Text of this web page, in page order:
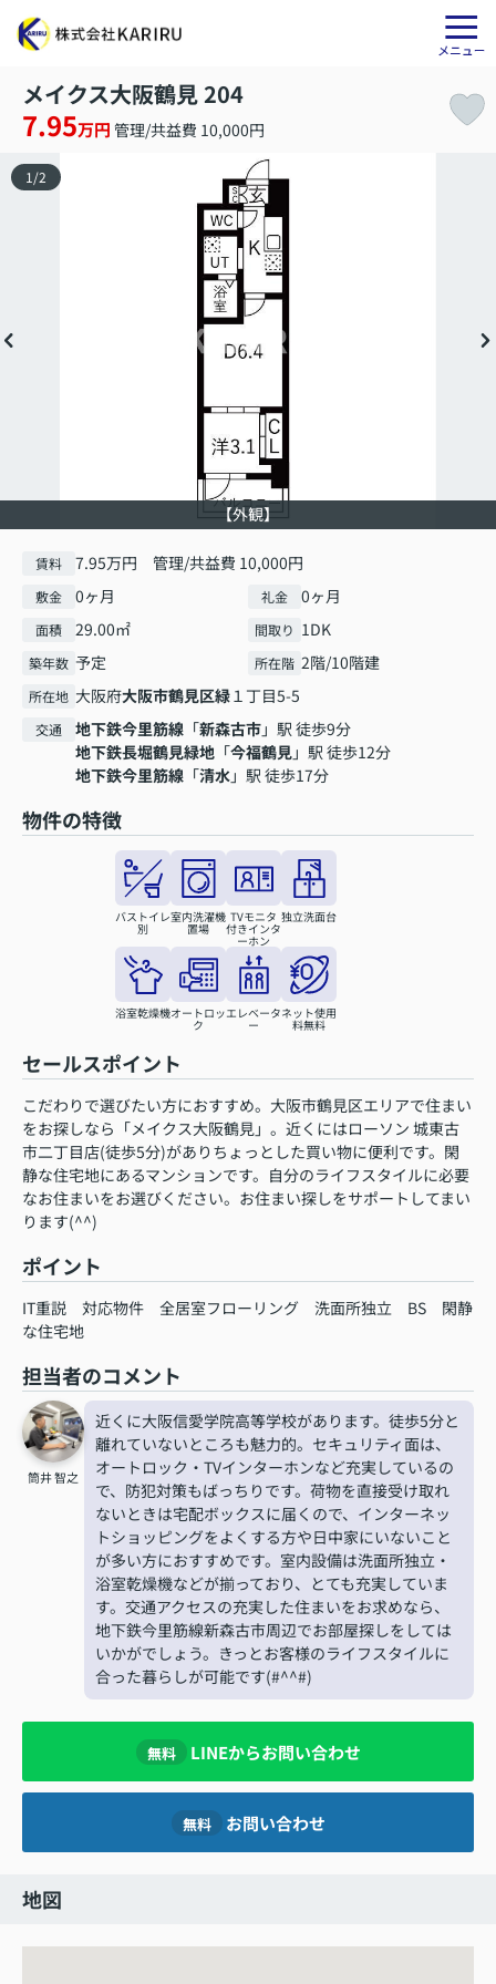
メイクス大阪鶴見 204
7.95万円 管理/共益費 10,000円
【外観】
1 /2
賃料 7.95万円 管理/共益費 10,000円
敷金 0ヶ月 礼金 0ヶ月
面積 29.00㎡ 間取り 1DK
築年数 予定 所在階 2階/10階建
所在地 大阪府大阪市鶴見区緑１丁目5-5
交通 地下鉄今里筋線 「新森古市」駅 徒歩9分
地下鉄長堀鶴見緑地 「今福鶴見」駅 徒歩12分
地下鉄今里筋線 「清水」駅 徒歩17分
物件の特徴
バストイレ
別
室内洗濯機
置場
TVモニタ
付きインタ
ーホン
独立洗面台
浴室乾燥機オートロッ
ク
エレベータ
ー
ネット使用
料無料
セールスポイント
こだわりで選びたい方におすすめ。大阪市鶴見区エリアで住まい
をお探しなら「メイクス大阪鶴見」。近くにはローソン 城東古
市二丁目店(徒歩5分)がありちょっとした買い物に便利です。閑
静な住宅地にあるマンションです。自分のライフスタイルに必要
なお住まいをお選びください。お住まい探しをサポートしてまい
ります(^^)
ポイント
IT重説 対応物件 全居室フローリング 洗面所独立 BS
閑静
な住宅地
担当者のコメント
筒井 智之
近くに大阪信愛学院高等学校があります。徒歩5分と
離れていないところも魅力的。セキュリティ面は、
オートロック・TVインターホンなど充実しているの
で、防犯対策もばっちりです。荷物を直接受け取れ
ないときは宅配ボックスに届くので、インターネッ
トショッピングをよくする方や日中家にいないこと
が多い方におすすめです。室内設備は洗面所独立・
浴室乾燥機などが揃っており、とても充実していま
す。交通アクセスの充実した住まいをお求めなら、
地下鉄今里筋線新森古市周辺でお部屋探しをしては
いかがでしょう。きっとお客様のライフスタイルに
合った暮らしが可能です(#^^#)
無料 LINEからお問い合わせ
無料 お問い合わせ
地図